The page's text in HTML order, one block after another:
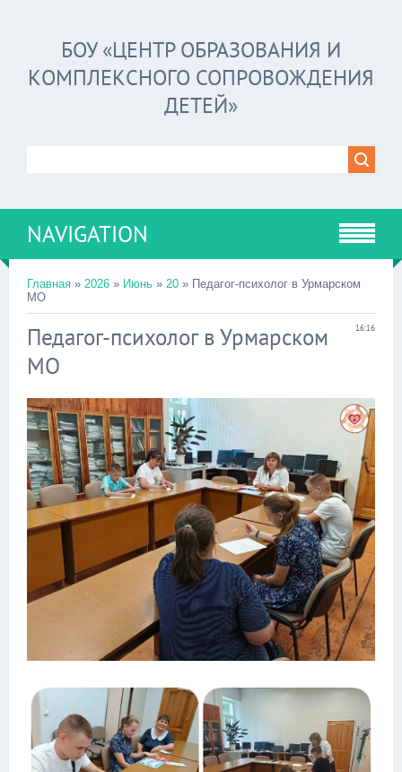
БОУ «ЦЕНТР ОБРАЗОВАНИЯ И
КОМПЛЕКСНОГО СОПРОВОЖДЕНИЯ
ДЕТЕЙ»
NAVIGATION
Главная » 2026 » Июнь » 20 » Педагог-психолог в Урмарском
МО
16:16
Педагог-психолог в Урмарском
МО